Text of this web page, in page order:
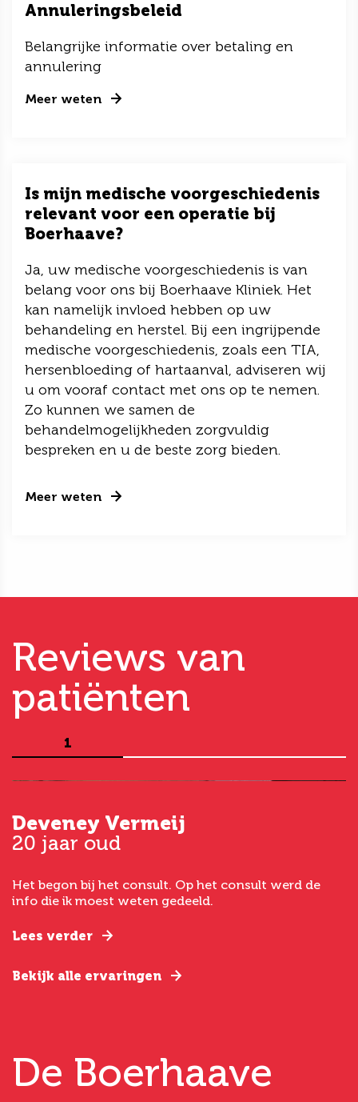
Annuleringsbeleid
Belangrijke informatie over betaling en
annulering
Meer weten
Is mijn medische voorgeschiedenis
relevant voor een operatie bij
Boerhaave?
Ja, uw medische voorgeschiedenis is van
belang voor ons bij Boerhaave Kliniek. Het
kan namelijk invloed hebben op uw
behandeling en herstel. Bij een ingrijpende
medische voorgeschiedenis, zoals een TIA,
hersenbloeding of hartaanval, adviseren wij
u om vooraf contact met ons op te nemen.
Zo kunnen we samen de
behandelmogelijkheden zorgvuldig
bespreken en u de beste zorg bieden.
Meer weten
Reviews van
patiënten
1
Deveney Vermeij
20 jaar oud
Het begon bij het consult. Op het consult werd de
info die ik moest weten gedeeld.
Lees verder
Bekijk alle ervaringen
De Boerhaave